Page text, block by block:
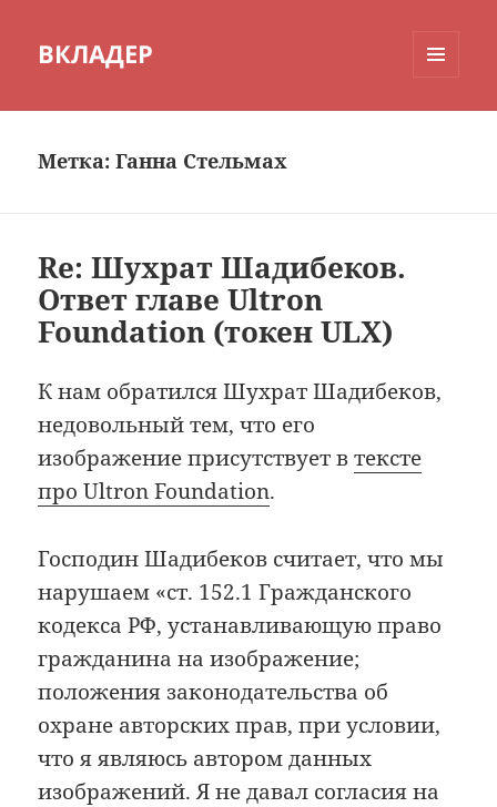
ВКЛАДЕР
Метка:Ганна Стельмах
Re: Шухрат Шадибеков.
Ответ главе Ultron
Foundation (токен ULX)
К нам обратился Шухрат Шадибеков,
недовольный тем, что его
изображение присутствует втексте
про Ultron Foundation.
Господин Шадибеков считает, что мы
нарушаем «ст. 152.1 Гражданского
кодекса РФ, устанавливающую право
гражданина на изображение;
положения законодательства об
охране авторских прав, при условии,
что я являюсь автором данных
изображений. Я не давал согласия на